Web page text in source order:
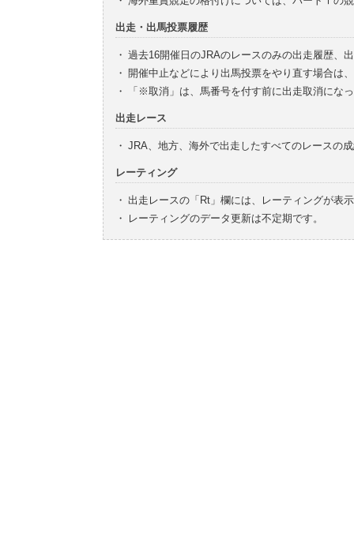
出走・出馬投票履歴
・ 過去16開催日のJRAのレースのみの出走履歴、
・ 開催中止などにより出馬投票をやり直す場合は
・
「※取消」は、馬番号を付す前に出走取消にな
出走レース
・ JRA、地方、海外で出走したすべてのレースの
レーティング
・ 出走レースの「Rt」欄には、レーティングが表
・
レーティングのデータ更新は不定期です。